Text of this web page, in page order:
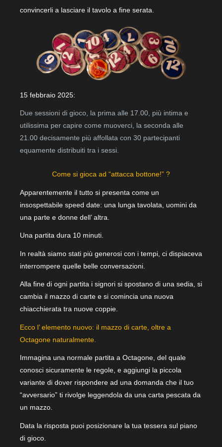
convincerli a lasciare il tavolo a fine serata.
15 febbraio 2025:
Due sessioni di gioco, la prima alle 17.00, più intima e
utilissima per capire come muoverci, la seconda alle
21.00 decisamente più affollata con 30 partecipanti
equamente distribuiti tra i sessi.
Come si gioca ad “attacca bottone!” ?
Apparentemente il tutto si presenta come un
insospettabile speed date: una lunga tavolata, uomini da
una parte e donne dell’ altra.
Una partita dura 10 minuti.
In realtà siamo stati più generosi con i tempi, ci dispiaceva
interrompere quelle belle conversazioni.
Alla fine di ogni partita i signori si spostano di una sedia, si
cambia il mazzo di carte e si comincia una nuova
chiacchierata tra nuove coppie.
Ecco l’ elemento nuovo: il mazzo di carte, oltre a
Octagone naturalmente.
Immagina una normale partita a Octagone, del quale
conosci sicuramente le regole, e aggiungi la piccola
variante di dover rispondere ad una domanda che il tuo
“avversario” ti rivolge leggendola da una carta pescata da
un mazzo.
Data la risposta puoi posizionare la tua tessera sul piano
di gioco.